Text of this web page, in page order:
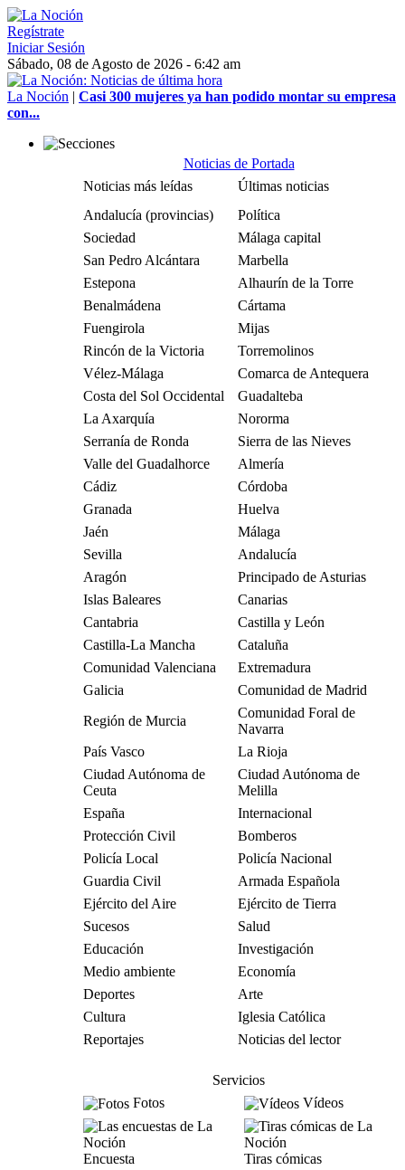
Regístrate
Iniciar Sesión
Sábado, 08 de Agosto de 2026 - 6:42 am
La Noción | Casi 300 mujeres ya han podido montar su empresa
con...
Noticias de Portada
Noticias más leídas
Últimas noticias
Andalucía (provincias)
Política
Sociedad
Málaga capital
San Pedro Alcántara
Marbella
Estepona
Alhaurín de la Torre
Benalmádena
Cártama
Fuengirola
Mijas
Rincón de la Victoria
Torremolinos
Vélez-Málaga
Comarca de Antequera
Costa del Sol Occidental
Guadalteba
La Axarquía
Nororma
Serranía de Ronda
Sierra de las Nieves
Valle del Guadalhorce
Almería
Cádiz
Córdoba
Granada
Huelva
Jaén
Málaga
Sevilla
Andalucía
Aragón
Principado de Asturias
Islas Baleares
Canarias
Cantabria
Castilla y León
Castilla-La Mancha
Cataluña
Comunidad Valenciana
Extremadura
Galicia
Comunidad de Madrid
Región de Murcia
Comunidad Foral de
Navarra
País Vasco
La Rioja
Ciudad Autónoma de
Ceuta
Ciudad Autónoma de
Melilla
España
Internacional
Protección Civil
Bomberos
Policía Local
Policía Nacional
Guardia Civil
Armada Española
Ejército del Aire
Ejército de Tierra
Sucesos
Salud
Educación
Investigación
Medio ambiente
Economía
Deportes
Arte
Cultura
Iglesia Católica
Reportajes
Noticias del lector
Servicios
Fotos
Vídeos
Encuesta Tiras cómicas